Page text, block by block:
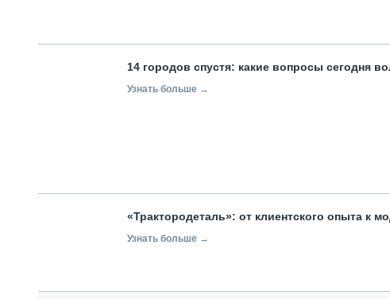
14 городов спустя: какие вопросы сегодня
Узнать больше →
«Трактородеталь»: от клиентского опыта к
Узнать больше →